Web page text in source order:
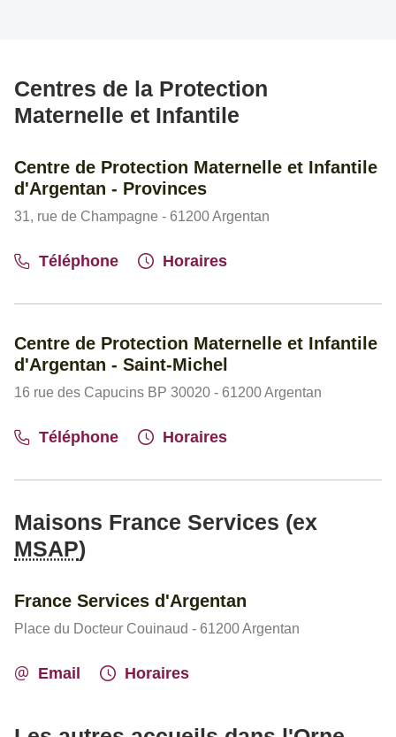
Centres de la Protection
Maternelle et Infantile
Centre de Protection Maternelle et Infantile
d'Argentan - Provinces
31, rue de Champagne - 61200 Argentan
Téléphone Horaires
Centre de Protection Maternelle et Infantile
d'Argentan - Saint-Michel
16 rue des Capucins BP 30020 - 61200 Argentan
Téléphone Horaires
Maisons France Services (ex
MSAP)
France Services d'Argentan
Place du Docteur Couinaud - 61200 Argentan
Email Horaires